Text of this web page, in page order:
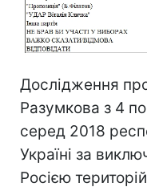
Дослідження
Разумкова з 4
серед 2018
Україні за
Росією